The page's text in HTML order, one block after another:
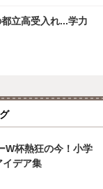
立高受入れ...学力
W杯熱狂の今！小学
イデア集